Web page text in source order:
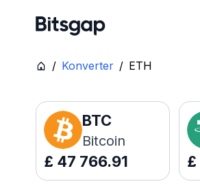
/ Konverter / ETH
BTC
Bitcoin
£ 47 766.91 £